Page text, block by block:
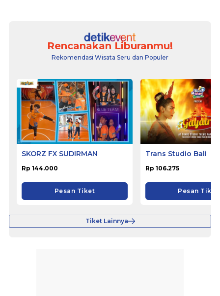
Rencanakan Liburanmu!
Rekomendasi Wisata Seru dan Populer
SKORZ FX SUDIRMAN
Rp 144.000
Pesan Tiket
Trans Studio Bali
Rp 106.275
Pesan Tiket
Tiket Lainnya